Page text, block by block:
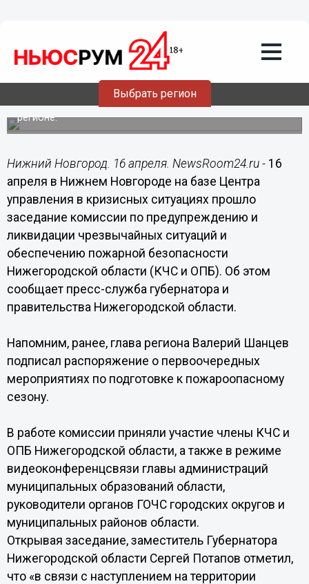
Выбрать регион
Мелочей в вопросах обеспечения
пожарной безопасности быть не
может, - Потапов
Заседание комиссии по предупреждению и ликвидации
чрезвычайных ситуаций и обеспечению пожарной
безопасности Нижегородской области прошло в
регионе.
Нижний Новгород. 16 апреля. NewsRoom24.ru - 16
апреля в Нижнем Новгороде на базе Центра
управления в кризисных ситуациях прошло
заседание комиссии по предупреждению и
ликвидации чрезвычайных ситуаций и
обеспечению пожарной безопасности
Нижегородской области (КЧС и ОПБ). Об этом
сообщает пресс-служба губернатора и
правительства Нижегородской области.
Напомним, ранее, глава региона Валерий Шанцев
подписал распоряжение о первоочередных
мероприятиях по подготовке к пожароопасному
сезону.
В работе комиссии приняли участие члены КЧС и
ОПБ Нижегородской области, а также в режиме
видеоконференцсвязи главы администраций
муниципальных образований области,
руководители органов ГОЧС городских округов и
муниципальных районов области.
Открывая заседание, заместитель Губернатора
Нижегородской области Сергей Потапов отметил,
что «в связи с наступлением на территории